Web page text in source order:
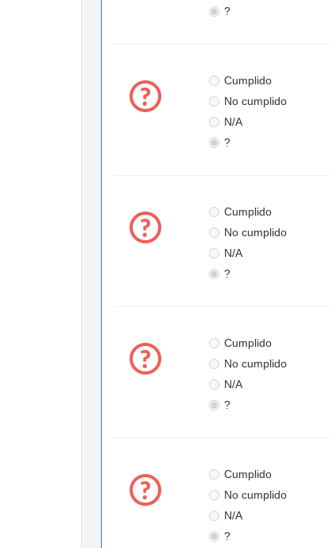
?
Cumplido
No cumplido
N/A
?
Cumplido
No cumplido
N/A
?
Cumplido
No cumplido
N/A
?
Cumplido
No cumplido
N/A
?